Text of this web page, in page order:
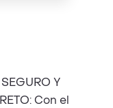
Y
Con el